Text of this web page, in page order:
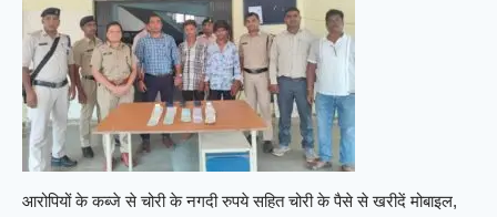
आरोपियों के कब्जे से चोरी के नगदी रुपये सहित चोरी के पैसे से खरीदें मोबाइल,